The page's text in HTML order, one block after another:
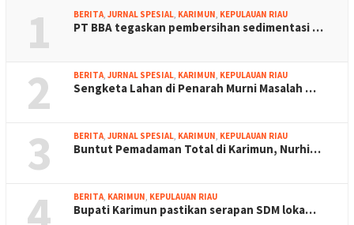
1 BERITA JURNAL SPESIAL KARIMUN KEPULAUAN RIAU
PT BBA tegaskan pembersihan sedimentasi …
2 BERITA JURNAL SPESIAL KARIMUN KEPULAUAN RIAU
Sengketa Lahan di Penarah Murni Masalah …
3 BERITA JURNAL SPESIAL KARIMUN KEPULAUAN RIAU
Buntut Pemadaman Total di Karimun, Nurhi…
BERITA KARIMUN KEPULAUAN RIAU
Bupati Karimun pastikan serapan SDM loka…